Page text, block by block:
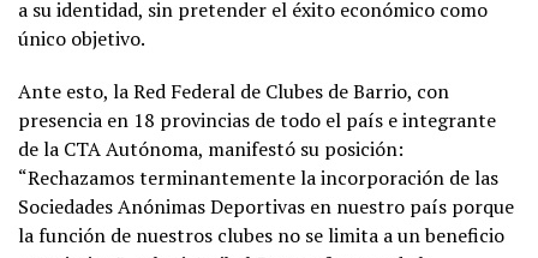
a su identidad, sin pretender el éxito económico como
único objetivo.
Ante esto, la Red Federal de Clubes de Barrio, con
presencia en 18 provincias de todo el país e integrante
de la CTA Autónoma, manifestó su posición:
“Rechazamos terminantemente la incorporación de las
Sociedades Anónimas Deportivas en nuestro país porque
la función de nuestros clubes no se limita a un beneficio